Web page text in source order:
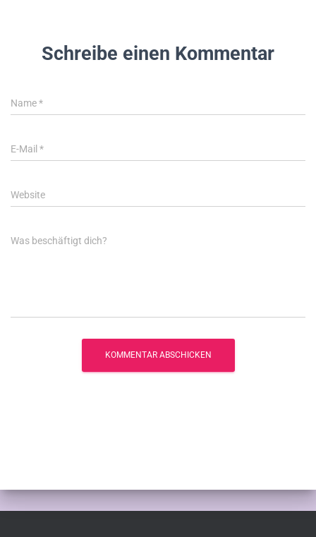
Schreibe einen Kommentar
Name*
E-Mail *
Website
Was beschäftigt dich?